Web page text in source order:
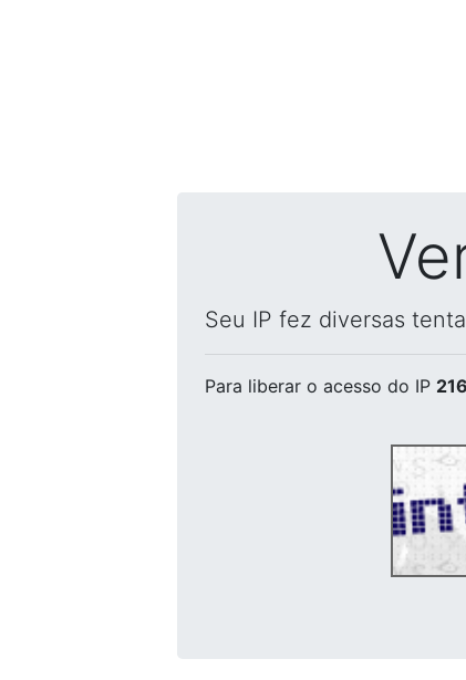
Seu IP fez diversas
Para liberar o acesso do IP